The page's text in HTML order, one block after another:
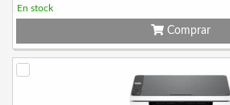
En stock
Comprar